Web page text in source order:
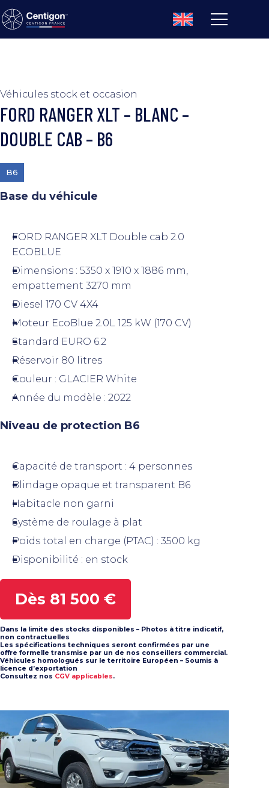
Véhicules stock et occasion
FORD RANGER XLT – BLANC –
DOUBLE CAB – B6
B6
Base du véhicule
FORD RANGER XLT Double cab 2.0
ECOBLUE
Dimensions : 5350 x 1910 x 1886 mm,
empattement 3270 mm
Diesel 170 CV 4X4
Moteur EcoBlue 2.0L 125 kW (170 CV)
Standard EURO 6.2
Réservoir 80 litres
Couleur : GLACIER White
Année du modèle : 2022
Niveau de protection B6
Capacité de transport : 4 personnes
Blindage opaque et transparent B6
Habitacle non garni
Système de roulage à plat
Poids total en charge (PTAC) : 3500 kg
Disponibilité : en stock
Dès 81 500 €
Dans la limite des stocks disponibles – Photos à titre indicatif,
non contractuelles
Les spécifications techniques seront confirmées par une
offre formelle transmise par un de nos conseillers commercial.
Véhicules homologués sur le territoire Européen – Soumis à
licence d’exportation
Consultez nos CGV applicables.